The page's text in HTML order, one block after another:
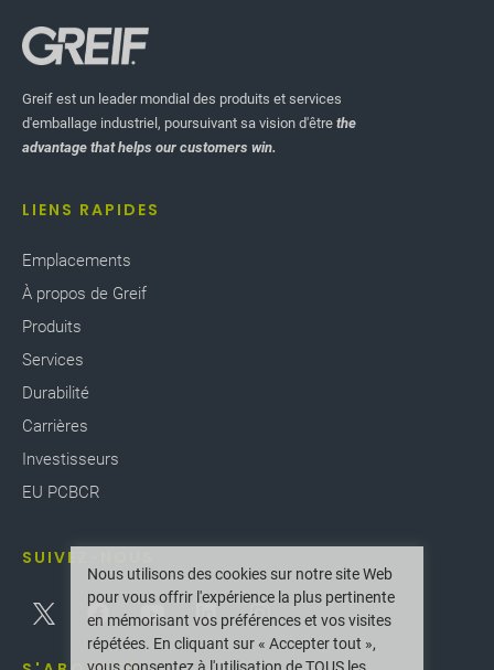
Greif est un leader mondial des produits et services
d'emballage industriel, poursuivant sa vision d'être the
advantage that helps our customers win.
LIENS RAPIDES
Emplacements
À propos de Greif
Produits
Services
Durabilité
Carrières
Investisseurs
EU PCBCR
SUIVEZ-NOUS
Nous utilisons des cookies sur notre site Web
pour vous offrir l'expérience la plus pertinente
en mémorisant vos préférences et vos visites
répétées. En cliquant sur « Accepter tout »,